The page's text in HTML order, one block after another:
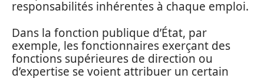
responsabilités inhérentes à chaque emploi.
Dans la fonction publique d’État, par
exemple, les fonctionnaires exerçant des
fonctions supérieures de direction ou
d’expertise se voient attribuer un certain